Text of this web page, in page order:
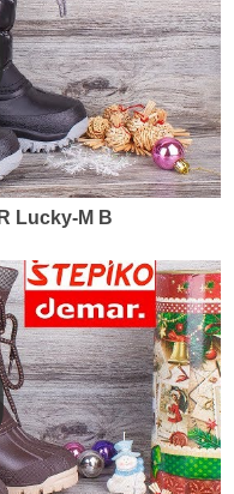
Lucky-M B